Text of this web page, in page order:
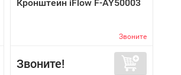
Кронштейн iFlow F-AY50003
Звоните
Звоните!